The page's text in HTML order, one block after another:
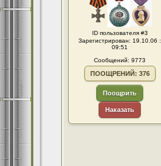
ID пользователя #3
Зарегистрирован: 19.10.06 :
09:51
Сообщений: 9773
ПООЩРЕНИЙ: 376
Поощрить
Наказать